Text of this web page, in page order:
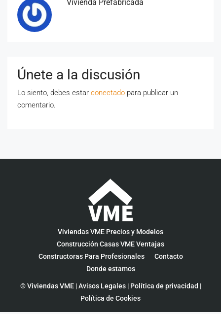
Vivienda Prefabricada
Únete a la discusión
Lo siento, debes estar conectado para publicar un
comentario.
Viviendas VME Precios y Modelos
Construcción Casas VME Ventajas
Constructoras Para Profesionales
Contacto
Donde estamos
© Viviendas VME |Avisos Legales| Política de privacidad |
Política de Cookies